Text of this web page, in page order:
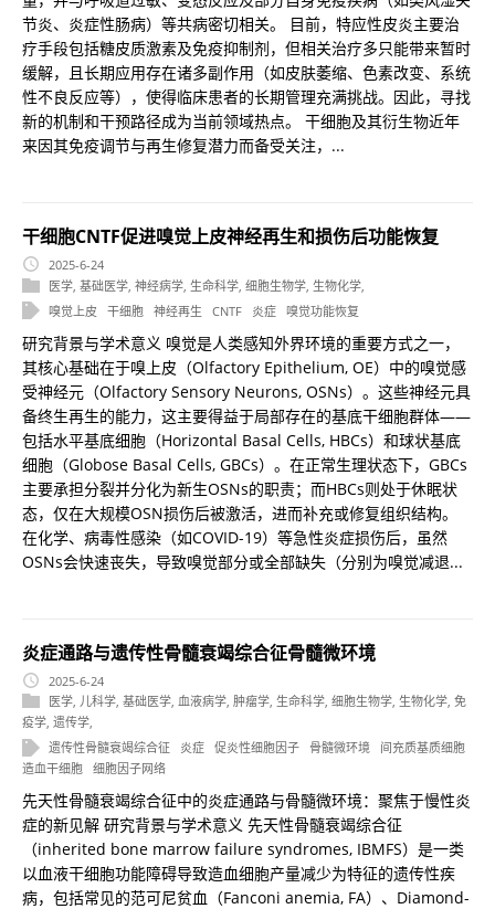
节炎、炎症性肠病）等共病密切相关。 目前，特应性皮炎主要治
疗手段包括糖皮质激素及免疫抑制剂，但相关治疗多只能带来暂时
缓解，且长期应用存在诸多副作用（如皮肤萎缩、色素改变、系统
性不良反应等），使得临床患者的长期管理充满挑战。因此，寻找
新的机制和干预路径成为当前领域热点。 干细胞及其衍生物近年
来因其免疫调节与再生修复潜力而备受关注，...
干细胞CNTF促进嗅觉上皮神经再生和损伤后功能恢复
2025-6-24
医学 基础医学 神经病学 生命科学 细胞生物学 生物化学
嗅觉上皮
干细胞 神经再生 CNTF 炎症 嗅觉功能恢复
研究背景与学术意义 嗅觉是人类感知外界环境的重要方式之一，
其核心基础在于嗅上皮（Olfactory Epithelium, OE）中的嗅觉感
受神经元（Olfactory Sensory Neurons, OSNs）。这些神经元具
备终生再生的能力，这主要得益于局部存在的基底干细胞群体——
包括水平基底细胞（Horizontal Basal Cells, HBCs）和球状基底
细胞（Globose Basal Cells, GBCs）。在正常生理状态下，GBCs
主要承担分裂并分化为新生OSNs的职责；而HBCs则处于休眠状
态，仅在大规模OSN损伤后被激活，进而补充或修复组织结构。
在化学、病毒性感染（如COVID-19）等急性炎症损伤后，虽然
OSNs会快速丧失，导致嗅觉部分或全部缺失（分别为嗅觉减退...
炎症通路与遗传性骨髓衰竭综合征骨髓微环境
2025-6-24
医学 儿科学 基础医学 血液病学 肿瘤学 生命科学 细胞生物学 生物化学 免
疫学 遗传学
遗传性骨髓衰竭综合征
炎症 促炎性细胞因子 骨髓微环境
间充质基质细胞
造血干细胞
细胞因子网络
先天性骨髓衰竭综合征中的炎症通路与骨髓微环境：聚焦于慢性炎
症的新见解 研究背景与学术意义 先天性骨髓衰竭综合征
（inherited bone marrow failure syndromes, IBMFS）是一类
以血液干细胞功能障碍导致造血细胞产量减少为特征的遗传性疾
病，包括常见的范可尼贫血（Fanconi anemia, FA）、Diamond-